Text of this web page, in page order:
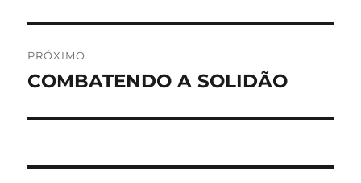
PRÓXIMO
Próximo
COMBATENDO A SOLIDÃO